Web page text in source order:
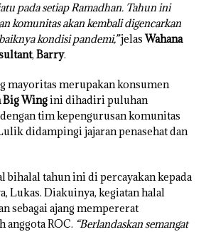
pada setiap Ramadhan. Tahun ini
komunitas akan kembali digencarkan
kondisi pandemi,”jelasWahana
, Barry.
mayoritas merupakan konsumen
Big Wingini dihadiri puluhan
tim kepengurusan komunitas
didampingi jajaran penasehat dan
bihalal tahun ini di percayakan kepada
Lukas. Diakuinya, kegiatan halal
sebagai ajang mempererat
ROC. “Berlandaskan semangat